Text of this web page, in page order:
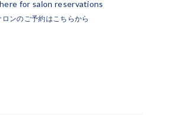
for salon reservations
ロンのご予約はこちらから